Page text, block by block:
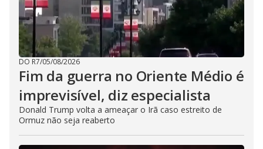
DO R7/05/08/2026
Fim da guerra no Oriente Médio é
imprevisível, diz especialista
Donald Trump volta a ameaçar o Irã caso estreito de
Ormuz não seja reaberto